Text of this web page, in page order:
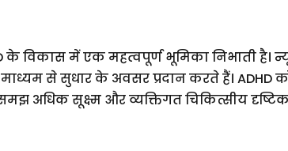
के विकास में एक महत्वपूर्ण भूमिका निभाती
से सुधार के अवसर प्रदान करते हैं। ADHD
अधिक सूक्ष्म और व्यक्तिगत चिकित्सीय